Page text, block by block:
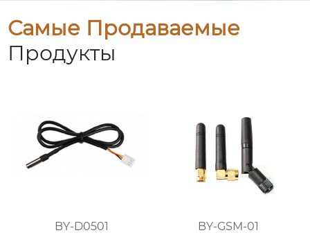
Самые Продаваемые
Продукты
BY-D0501 BY-GSM-01